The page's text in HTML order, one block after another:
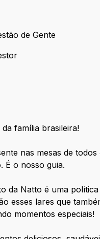
Gestão de Gente
de Gente
Gestor
família brasileira!
nas mesas de
É o nosso guia.
da Natto é uma
esses lares que
momentos especiais!